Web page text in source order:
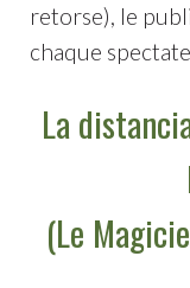
retorse), le
chaque
La
(Le